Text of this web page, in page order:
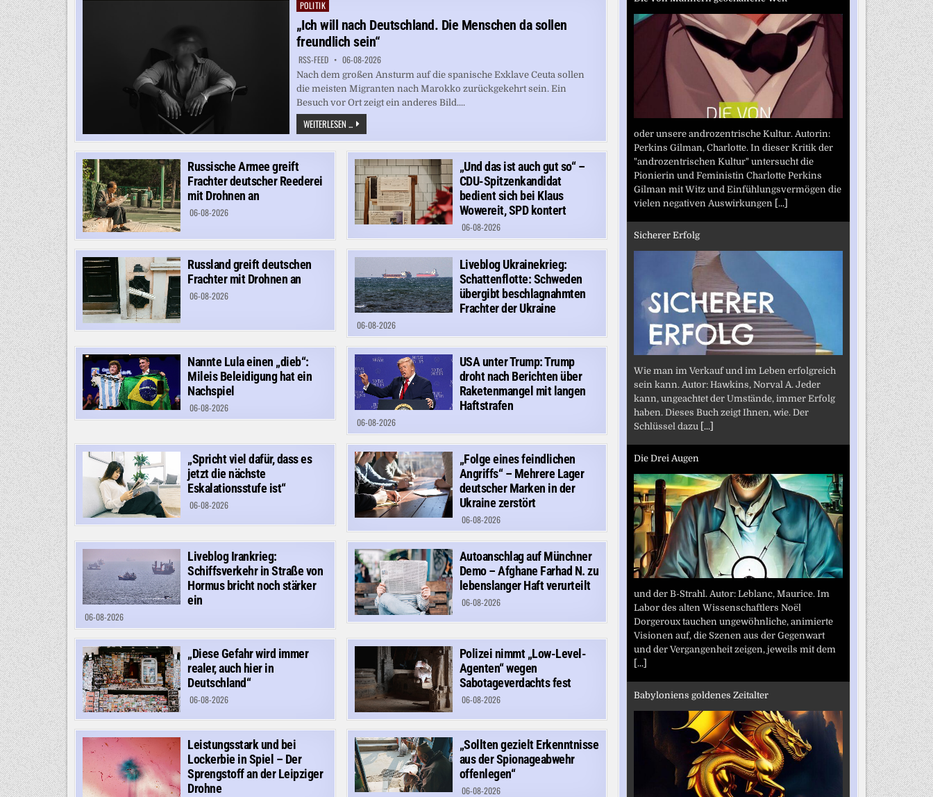
WARTEN
LÄSST
Posted
in
POLITIK
„Ich will nach Deutschland. Die Menschen da sollen
freundlich sein“
RSS-FEED 06-08-2026
Nach dem großen Ansturm auf die spanische Exklave Ceuta sollen
die meisten Migranten nach Marokko zurückgekehrt sein. Ein
Besuch vor Ort zeigt ein anderes Bild....
WEITERLESEN ... „ICH
WILL
NACH
DEUTSCHLAND.
DIE
MENSCHEN
DA
SOLLEN
FREUNDLICH
SEIN“
Russische Armee greift
Frachter deutscher Reederei
mit Drohnen an
06-08-2026
„Und das ist auch gut so“ –
CDU-Spitzenkandidat
bedient sich bei Klaus
Wowereit, SPD kontert
06-08-2026
Russland greift deutschen
Frachter mit Drohnen an
06-08-2026
Liveblog Ukrainekrieg:
Schattenflotte: Schweden
übergibt beschlagnahmten
Frachter der Ukraine
06-08-2026
Nannte Lula einen „dieb“:
Mileis Beleidigung hat ein
Nachspiel
06-08-2026
USA unter Trump: Trump
droht nach Berichten über
Raketenmangel mit langen
Haftstrafen
06-08-2026
„Spricht viel dafür, dass es
jetzt die nächste
Eskalationsstufe ist“
06-08-2026
„Folge eines feindlichen
Angriffs“ – Mehrere Lager
deutscher Marken in der
Ukraine zerstört
06-08-2026
Liveblog Irankrieg:
Schiffsverkehr in Straße von
Hormus bricht noch stärker
ein
06-08-2026
Autoanschlag auf Münchner
Demo – Afghane Farhad N. zu
lebenslanger Haft verurteilt
06-08-2026
„Diese Gefahr wird immer
realer, auch hier in
Deutschland“
06-08-2026
Polizei nimmt „Low-Level-
Agenten“ wegen
Sabotageverdachts fest
06-08-2026
Leistungsstark und bei
Lockerbie in Spiel – Der
Sprengstoff an der Leipziger
Drohne
„Sollten gezielt Erkenntnisse
aus der Spionageabwehr
offenlegen“
06-08-2026
oder unsere androzentrische Kultur. Autorin:
Perkins Gilman, Charlotte. In dieser Kritik der
"androzentrischen Kultur" untersucht die
Pionierin und Feministin Charlotte Perkins
Gilman mit Witz und Einfühlungsvermögen die
vielen negativen Auswirkungen [...]
Sicherer Erfolg
Wie man im Verkauf und im Leben erfolgreich
sein kann. Autor: Hawkins, Norval A. Jeder
kann, ungeachtet der Umstände, immer Erfolg
haben. Dieses Buch zeigt Ihnen, wie. Der
Schlüssel dazu [...]
Die Drei Augen
und der B-Strahl. Autor: Leblanc, Maurice. Im
Labor des alten Wissenschaftlers Noël
Dorgeroux tauchen ungewöhnliche, animierte
Visionen auf, die Szenen aus der Gegenwart
und der Vergangenheit zeigen, jeweils mit dem
[...]
Babyloniens goldenes Zeitalter